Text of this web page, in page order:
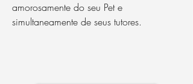
amorosamente do seu Pet e
simultaneamente de seus tutores.